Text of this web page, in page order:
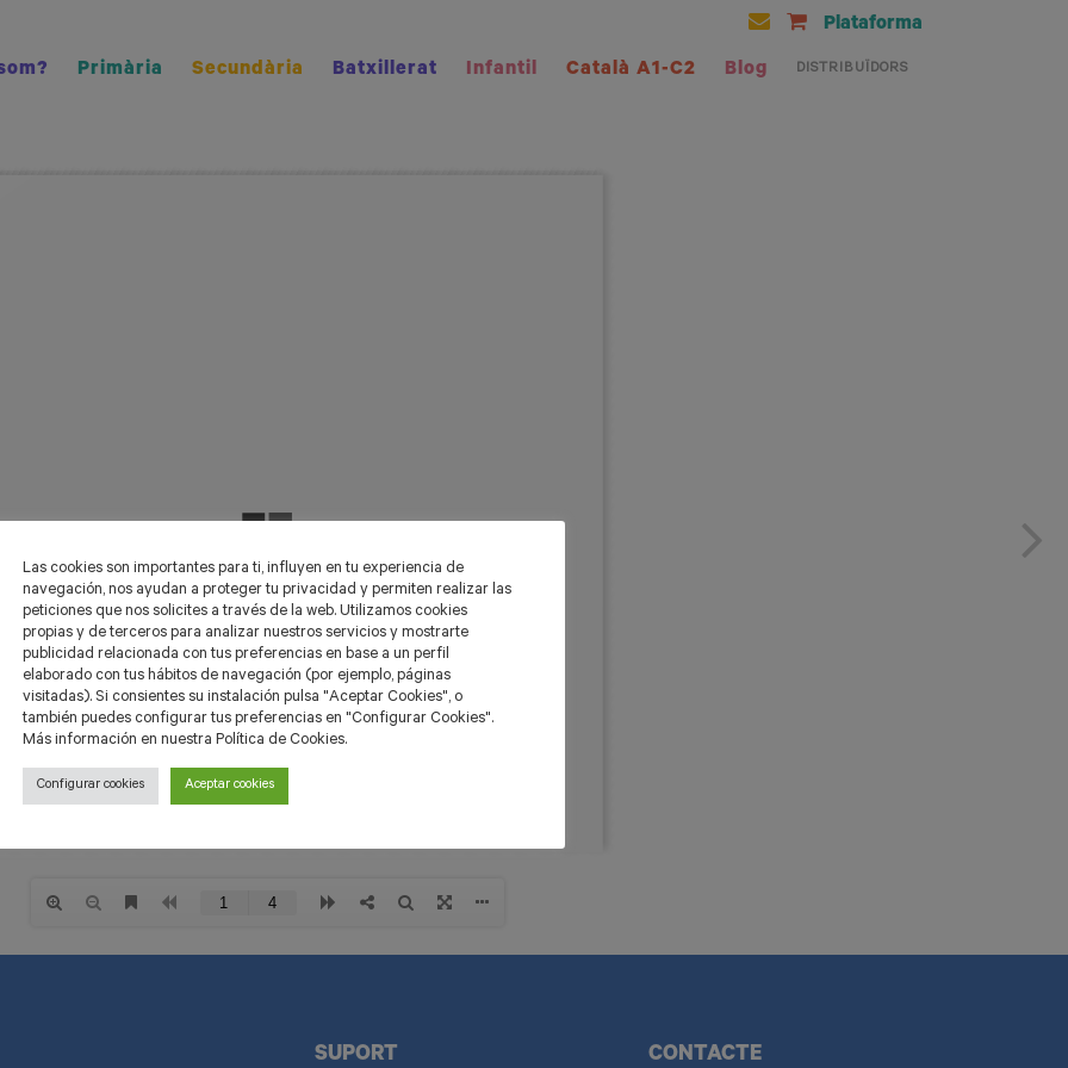
Plataforma
Primària Secundària Batxillerat Infantil Català A1-C2 Blog DISTRIBUÏDORS
SUPORT CONTACTE
Las cookies son importantes para ti, influyen en tu experiencia de
navegación, nos ayudan a proteger tu privacidad y permiten realizar las
peticiones que nos solicites a través de la web. Utilizamos cookies
propias y de terceros para analizar nuestros servicios y mostrarte
publicidad relacionada con tus preferencias en base a un perfil
elaborado con tus hábitos de navegación (por ejemplo, páginas
visitadas). Si consientes su instalación pulsa "Aceptar Cookies", o
también puedes configurar tus preferencias en "Configurar Cookies".
Más información en nuestra Política de Cookies.
Configurar cookies Aceptar cookies